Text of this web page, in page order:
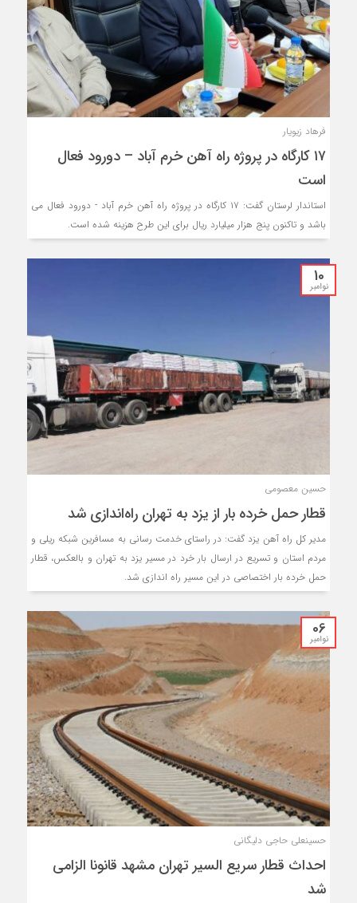
فرهاد زیویار
۱۷ کارگاه در پروژه راه آهن خرم آباد – دورود فعال
است
استاندار لرستان گفت: ۱۷ کارگاه در پروژه راه آهن خرم آباد - دورود فعال می
باشد و تاکنون پنج هزار میلیارد ریال برای این طرح هزینه شده است.
10
نوامبر
حسین معصومی
قطار حمل خرده بار از یزد به تهران راه‌اندازی شد
مدیر کل راه آهن یزد گفت: در راستای خدمت رسانی به مسافرین شبکه ریلی و
مردم استان و تسریع در ارسال بار خرد در مسیر یزد به تهران و بالعکس، قطار
حمل خرده بار اختصاصی در این مسیر راه اندازی شد.
06
نوامبر
حسینعلی حاجی دلیگانی
احداث قطار سریع السیر تهران مشهد قانونا الزامی
شد